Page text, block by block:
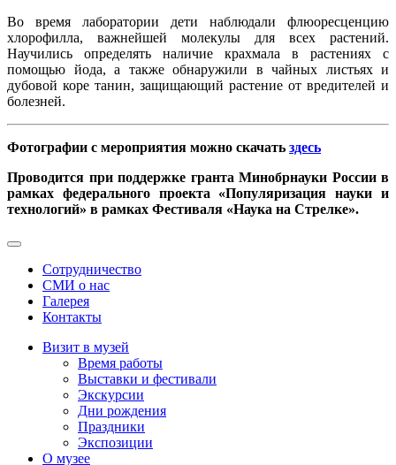
Во время лаборатории дети наблюдали флюоресценцию
хлорофилла, важнейшей молекулы для всех растений.
Научились определять наличие крахмала в растениях с
помощью йода, а также обнаружили в чайных листьях и
дубовой коре танин, защищающий растение от вредителей и
болезней.
Фотографии с мероприятия можно скачать здесь
Проводится при поддержке гранта Минобрнауки России в
рамках федерального проекта «Популяризация науки и
технологий» в рамках Фестиваля «Наука на Стрелке».
Сотрудничество
СМИ о нас
Галерея
Контакты
Визит в музей
Время работы
Выставки и фестивали
Экскурсии
Дни рождения
Праздники
Экспозиции
О музее